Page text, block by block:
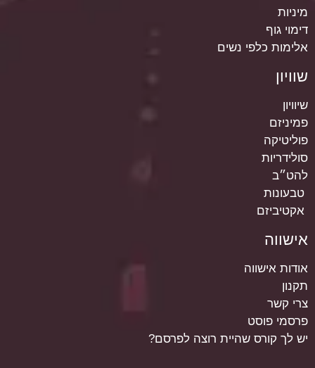
מיניות
דימוי גוף
אלימות כלפי נשים
שוויון
שיוויון
פמיניזם
פוליטיקה
סולידריות
להט״ב
טבעונות
אקטיביזם
אישווה
אודות אישווה
תקנון
צרי קשר
פרסמי פוסט
יש לך קורס שהיית רוצה לפרסם?